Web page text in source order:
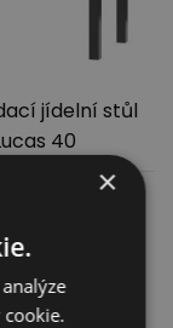
jídelní stůl
40
informací
×